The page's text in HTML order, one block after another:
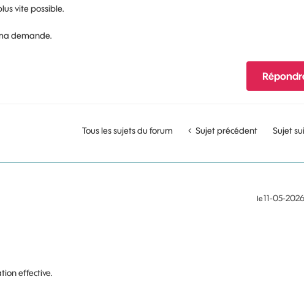
vite possible.
demande.
Tous les sujets du forum Sujet précédent Sujet
le‎11-05-2026
effective.